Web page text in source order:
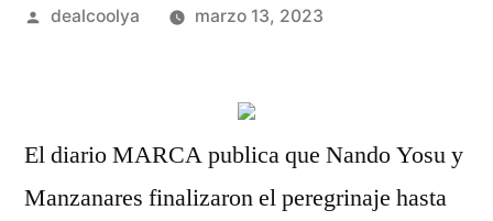
Publicado
dealcoolya marzo 13, 2023
El diario MARCA publica que Nando Yosu y
Manzanares finalizaron el peregrinaje hasta